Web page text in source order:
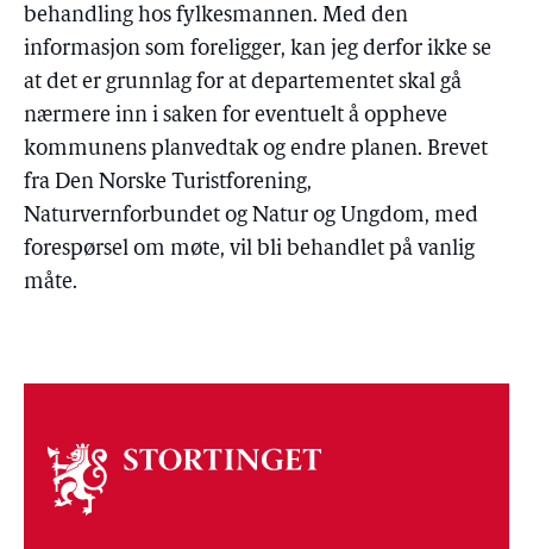
behandling hos fylkesmannen. Med den
informasjon som foreligger, kan jeg derfor ikke se
at det er grunnlag for at departementet skal gå
nærmere inn i saken for eventuelt å oppheve
kommunens planvedtak og endre planen. Brevet
fra Den Norske Turistforening,
Naturvernforbundet og Natur og Ungdom, med
forespørsel om møte, vil bli behandlet på vanlig
måte.
Om
stortinget